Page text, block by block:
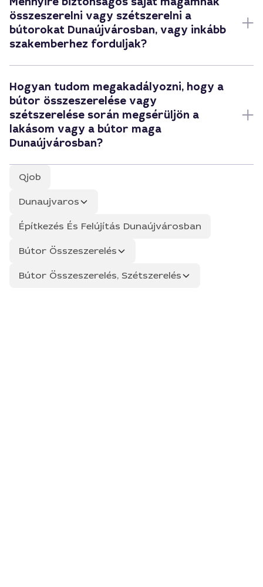
összeszerelni vagy szétszerelni a
bútorokat Dunaújvárosban, vagy inkább
szakemberhez forduljak?
Hogyan tudom megakadályozni, hogy a
bútor összeszerelése vagy
szétszerelése során megsérüljön a
lakásom vagy a bútor maga
Dunaújvárosban?
Qjob
Dunaujvaros
Építkezés És Felújítás Dunaújvárosban
Bútor Összeszerelés
Bútor Összeszerelés, Szétszerelés